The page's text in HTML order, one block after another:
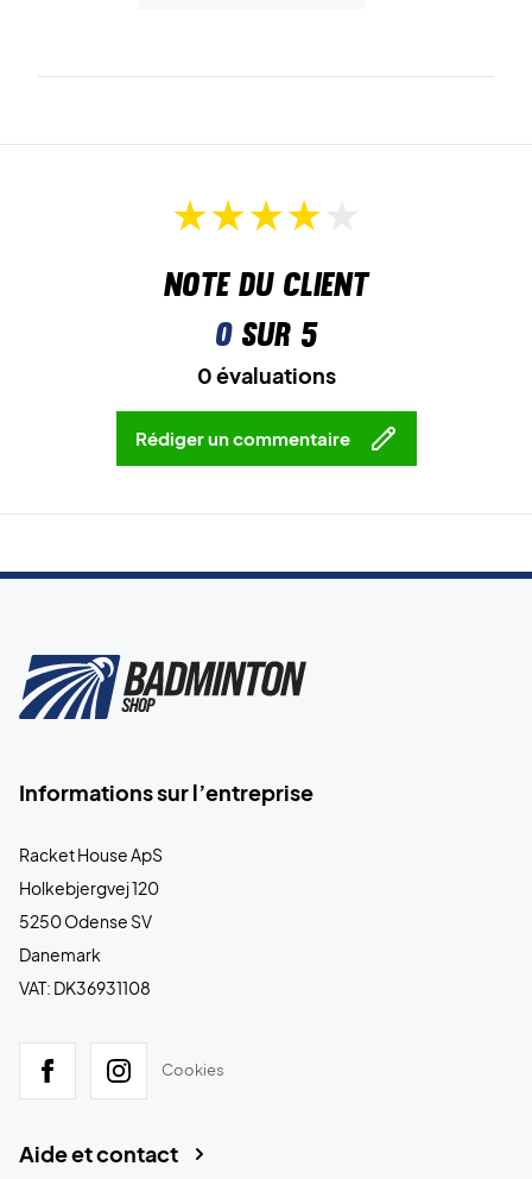
Note du client
0sur 5
0 évaluations
Rédiger un commentaire
Informations sur l’entreprise
Racket House ApS
Holkebjergvej 120
5250 Odense SV
Danemark
VAT: DK36931108
Cookies
Aide et contact